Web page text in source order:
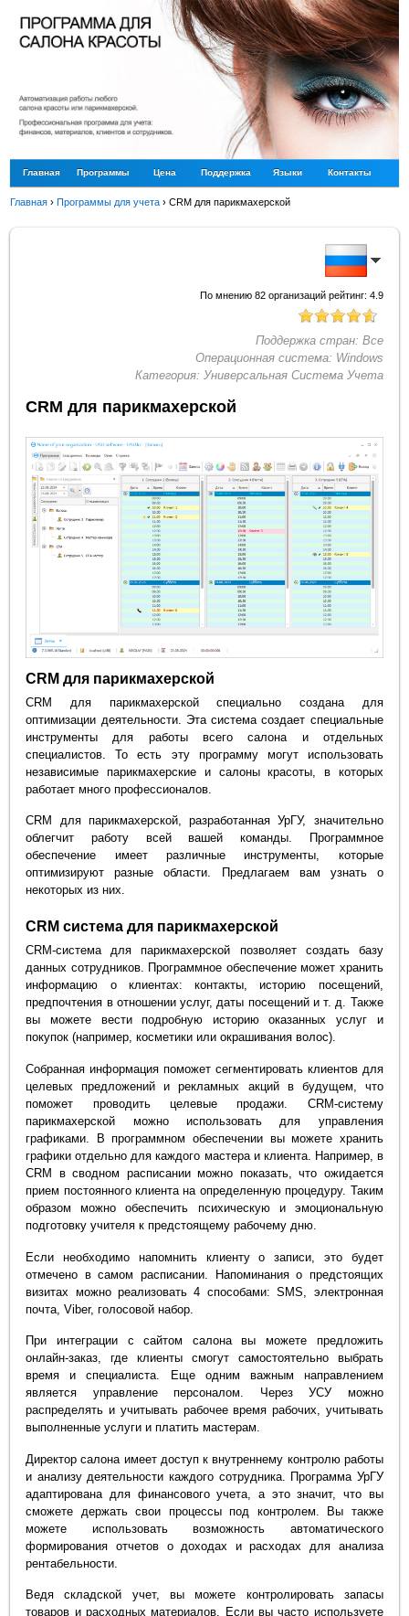
Главная Программы Цена Поддержка Языки Контакты
Главная ›Программы для учета ›CRM для парикмахерской
По мнению 82организаций рейтинг: 4.9
Поддержка стран: Все
Операционная система: Windows
Категория: Универсальная Система Учета
CRM для парикмахерской
CRM для парикмахерской
CRM для парикмахерской специально создана для
оптимизации деятельности. Эта система создает специальные
инструменты для работы всего салона и отдельных
специалистов. То есть эту программу могут использовать
независимые парикмахерские и салоны красоты, в которых
работает много профессионалов.
CRM для парикмахерской, разработанная УрГУ, значительно
облегчит работу всей вашей команды. Программное
обеспечение имеет различные инструменты, которые
оптимизируют разные области. Предлагаем вам узнать о
некоторых из них.
CRM система для парикмахерской
CRM-система для парикмахерской позволяет создать базу
данных сотрудников. Программное обеспечение может хранить
информацию о клиентах: контакты, историю посещений,
предпочтения в отношении услуг, даты посещений и т. д. Также
вы можете вести подробную историю оказанных услуг и
покупок (например, косметики или окрашивания волос).
Собранная информация поможет сегментировать клиентов для
целевых предложений и рекламных акций в будущем, что
поможет проводить целевые продажи. CRM-систему
парикмахерской можно использовать для управления
графиками. В программном обеспечении вы можете хранить
графики отдельно для каждого мастера и клиента. Например, в
CRM в сводном расписании можно показать, что ожидается
прием постоянного клиента на определенную процедуру. Таким
образом можно обеспечить психическую и эмоциональную
подготовку учителя к предстоящему рабочему дню.
Если необходимо напомнить клиенту о записи, это будет
отмечено в самом расписании. Напоминания о предстоящих
визитах можно реализовать 4 способами: SMS, электронная
почта, Viber, голосовой набор.
При интеграции с сайтом салона вы можете предложить
онлайн-заказ, где клиенты смогут самостоятельно выбрать
время и специалиста. Еще одним важным направлением
является управление персоналом. Через УСУ можно
распределять и учитывать рабочее время рабочих, учитывать
выполненные услуги и платить мастерам.
Директор салона имеет доступ к внутреннему контролю работы
и анализу деятельности каждого сотрудника. Программа УрГУ
адаптирована для финансового учета, а это значит, что вы
сможете держать свои процессы под контролем. Вы также
можете использовать возможность автоматического
формирования отчетов о доходах и расходах для анализа
рентабельности.
Ведя складской учет, вы можете контролировать запасы
товаров и расходных материалов. Если вы часто используете